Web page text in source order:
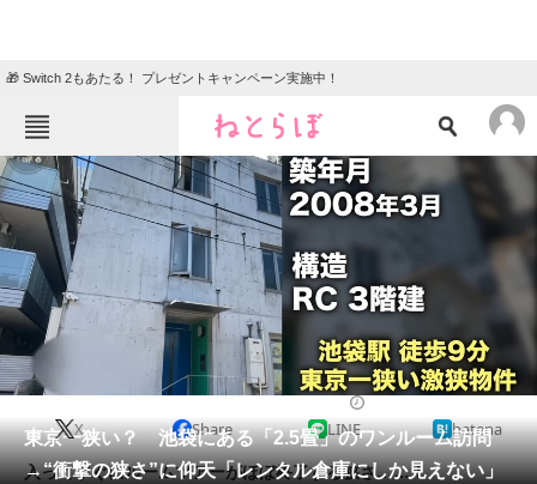
🎁 Switch 2もあたる！ プレゼントキャンペーン実施中！
ねとらぼメニュー
TOP ニュース
エンタメ クイズ
グルメ 地域
住まい 教育・育児
動物 リサーチ
会員記事
東京一狭い？ 池袋にある「2.5畳」のワンルーム訪問
→“衝撃の狭さ”に仰天「レンタル倉庫にしか見えない」
X Share LINE hatena
入ってすぐにルームツアーがほぼ終了する狭さ……！